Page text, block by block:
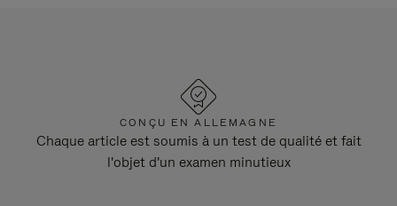
CONÇU EN ALLEMAGNE
Chaque article est soumis à un test de qualité et fait
l'objet d'un examen minutieux